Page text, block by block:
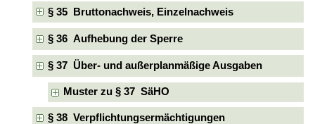
§ 35 Bruttonachweis, Einzelnachweis
§ 36 Aufhebung der Sperre
§ 37 Über- und außerplanmäßige Ausgaben
Muster zu § 37 SäHO
§ 38 Verpflichtungsermächtigungen